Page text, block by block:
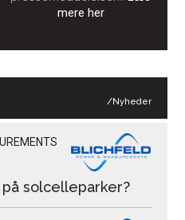
mere her
/Nyheder
solcelleparker?